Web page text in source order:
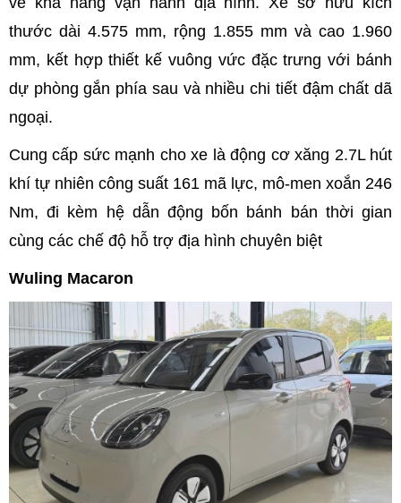
thước dài 4.575 mm, rộng 1.855 mm và cao 1.960
mm, kết hợp thiết kế vuông vức đặc trưng với bánh
dự phòng gắn phía sau và nhiều chi tiết đậm chất dã
ngoại.
Cung cấp sức mạnh cho xe là động cơ xăng 2.7L hút
khí tự nhiên công suất 161 mã lực, mô-men xoắn 246
Nm, đi kèm hệ dẫn động bốn bánh bán thời gian
cùng các chế độ hỗ trợ địa hình chuyên biệt
Wuling Macaron